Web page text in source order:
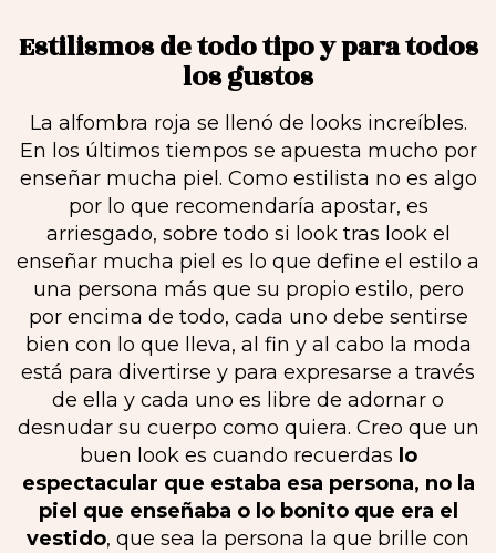
Estilismos de todo tipo y para todos
los gustos
La alfombra roja se llenó de looks increíbles.
En los últimos tiempos se apuesta mucho por
enseñar mucha piel. Como estilista no es algo
por lo que recomendaría apostar, es
arriesgado, sobre todo si look tras look el
enseñar mucha piel es lo que define el estilo a
una persona más que su propio estilo, pero
por encima de todo, cada uno debe sentirse
bien con lo que lleva, al fin y al cabo la moda
está para divertirse y para expresarse a través
de ella y cada uno es libre de adornar o
desnudar su cuerpo como quiera. Creo que un
buen look es cuando recuerdas lo
espectacular que estaba esa persona, no la
piel que enseñaba o lo bonito que era el
vestido, que sea la persona la que brille con